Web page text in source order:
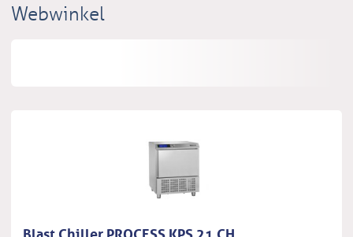
Webwinkel
Blast Chiller PROCESS KPS 21 CH